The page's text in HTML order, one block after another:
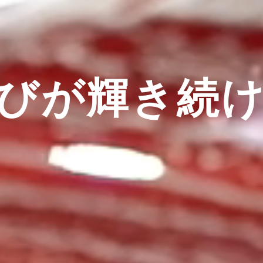
が輝き続